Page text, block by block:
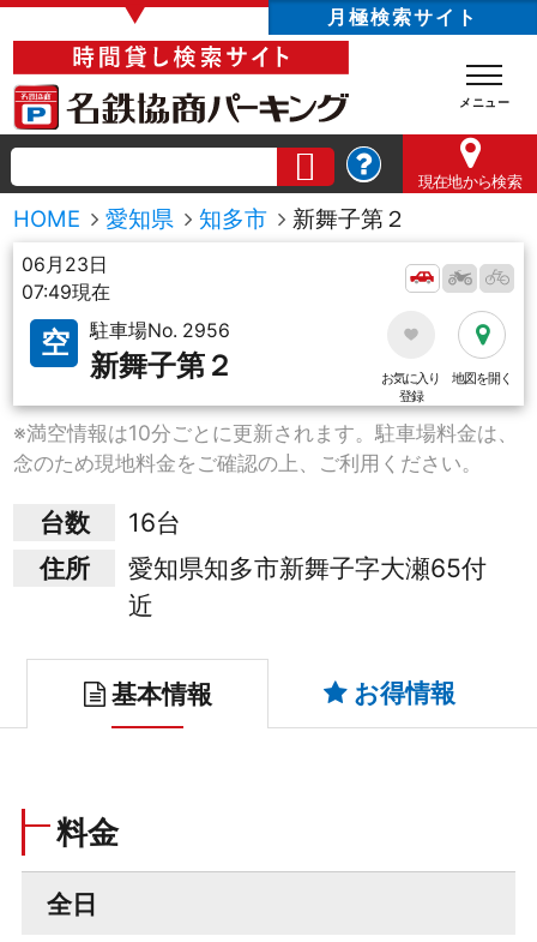
▼ 月極検索サイト
現在地から検索
HOME 愛知県 知多市 新舞子第２
06月23日
07:49現在
空 駐車場No. 2956
新舞子第２
お気に入り
登録
地図を開く
※満空情報は10分ごとに更新されます。駐車場料金は、
念のため現地料金をご確認の上、ご利用ください。
台数
16台
住所
愛知県知多市新舞子字大瀬65付
近
基本情報 お得情報
料金
全日